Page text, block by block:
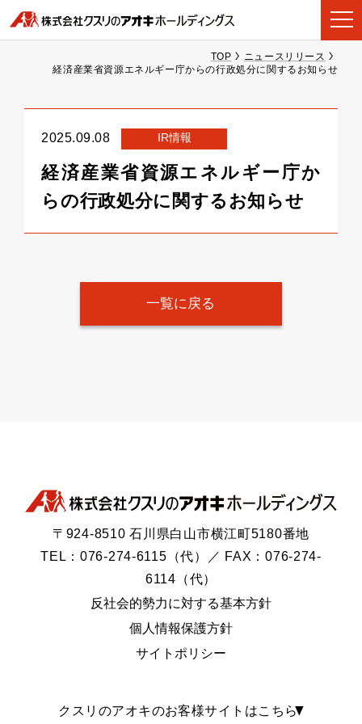
TOP
ニュースリリース
経済産業省資源エネルギー庁からの行政処分に関するお知らせ
2025.09.08 IR情報
経済産業省資源エネルギー庁か
らの行政処分に関するお知らせ
一覧に戻る
〒924-8510 石川県白山市横江町5180番地
TEL：076-274-6115（代）／ FAX：076-274-
6114（代）
反社会的勢力に対する基本方針
個人情報保護方針
サイトポリシー
クスリのアオキのお客様サイトはこちら